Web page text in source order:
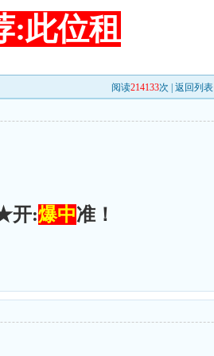
:此位租
阅读214133次 |返回列表
开:爆中准！